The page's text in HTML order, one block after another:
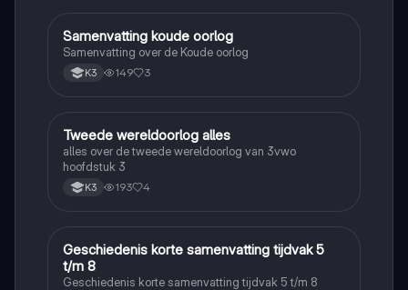
Geschiedenis
Samenvatting koude oorlog
Samenvatting over de Koude oorlog
K3 149 3
Geschiedenis
Tweede wereldoorlog alles
alles over de tweede wereldoorlog van 3vwo
hoofdstuk 3
K3 193 4
Geschiedenis
Geschiedenis korte samenvatting tijdvak 5
t/m 8
Geschiedenis korte samenvatting tijdvak 5 t/m 8